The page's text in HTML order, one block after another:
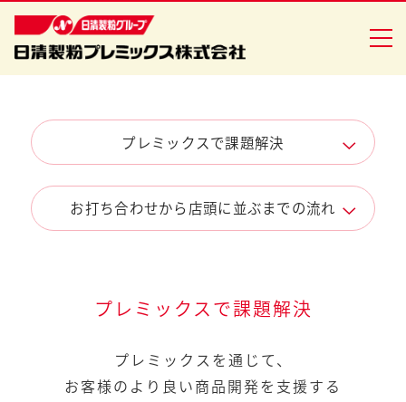
プレミックスで課題解決
和洋菓子ミックス
シュガーグレーズ
プレミックスで課題解決
お打ち合わせから店頭に並ぶまでの流れ
プレミックスで課題解決
プレミックスを通じて、
お客様のより良い商品開発を支援する